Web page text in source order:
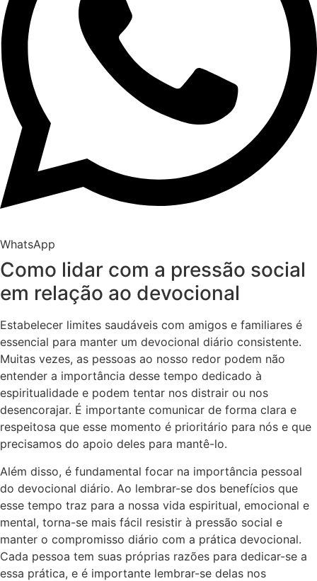
WhatsApp
Como lidar com a pressão social
em relação ao devocional
Estabelecer limites saudáveis com amigos e familiares é
essencial para manter um devocional diário consistente.
Muitas vezes, as pessoas ao nosso redor podem não
entender a importância desse tempo dedicado à
espiritualidade e podem tentar nos distrair ou nos
desencorajar. É importante comunicar de forma clara e
respeitosa que esse momento é prioritário para nós e que
precisamos do apoio deles para mantê-lo.
Além disso, é fundamental focar na importância pessoal
do devocional diário. Ao lembrar-se dos benefícios que
esse tempo traz para a nossa vida espiritual, emocional e
mental, torna-se mais fácil resistir à pressão social e
manter o compromisso diário com a prática devocional.
Cada pessoa tem suas próprias razões para dedicar-se a
essa prática, e é importante lembrar-se delas nos